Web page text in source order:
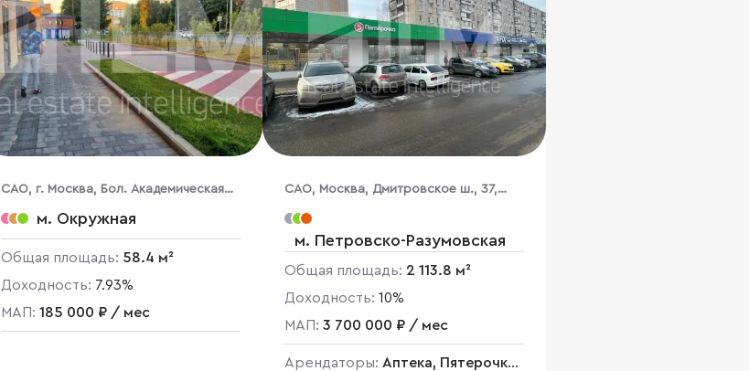
CАО, г. Москва, Бол. Академическая
ул., 85к1м. Окружная
Общая площадь: 58.4 м²
Доходность: 7.93%
МАП: 185 000 ₽ / мес
CАО, Москва, Дмитровское ш., 37,
кор., 1
м. Петровско-Разумовская
Общая площадь: 2 113.8 м²
Доходность: 10%
МАП: 3 700 000 ₽ / мес
Арендаторы: Аптека, Пятерочка,